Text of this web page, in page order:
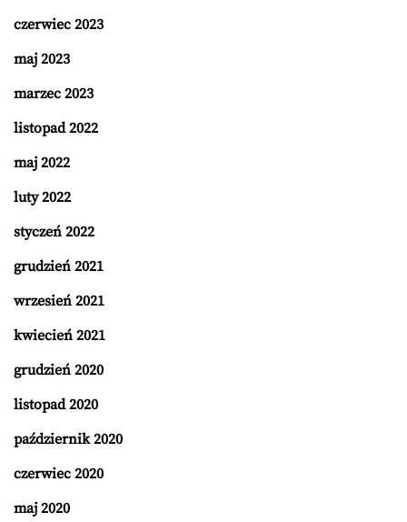
czerwiec 2023
maj 2023
marzec 2023
listopad 2022
maj 2022
luty 2022
styczeń 2022
grudzień 2021
wrzesień 2021
kwiecień 2021
grudzień 2020
listopad 2020
październik 2020
czerwiec 2020
maj 2020